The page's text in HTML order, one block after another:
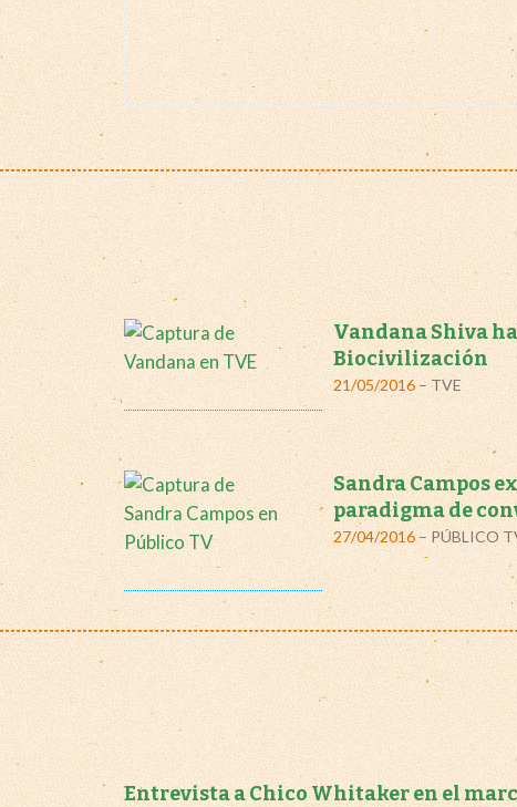
Vandana Shiva
Biocivilización
21/05/2016– TVE
Sandra Campos
paradigma de
27/04/2016– PÚBLICO
Entrevista a Chico Whitaker en el